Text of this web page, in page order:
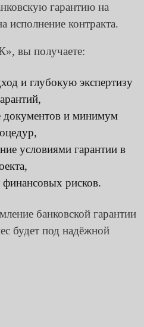
гарантию на
исполнение контракта.
вы получаете:
и глубокую экспертизу
документов и минимум
условиями гарантии в
рисков.
банковской гарантии
будет под надёжной